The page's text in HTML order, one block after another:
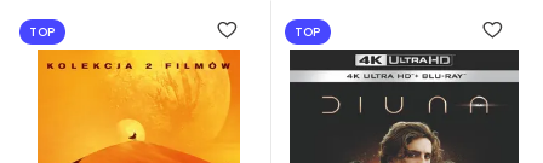
TOP TOP